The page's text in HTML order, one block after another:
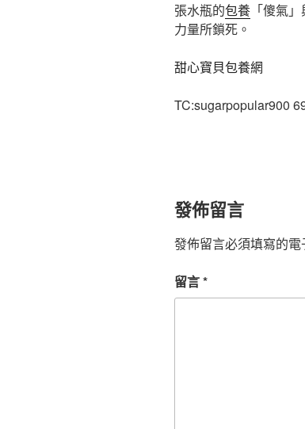
張水瓶的包養 「傻氣
力量所鎖死。
甜心寶貝包養網
TC:sugarpopular900
發佈留言
發佈留言必須填寫的
留言*